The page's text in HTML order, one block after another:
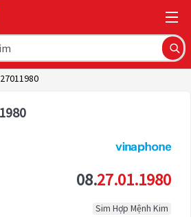
08.27.01.1980
Sim Hợp Mệnh Kim